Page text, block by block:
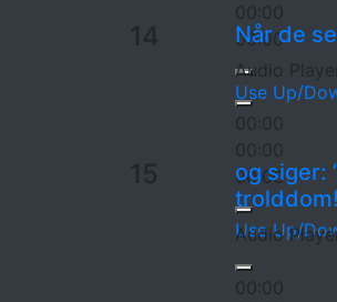
00:00
00:00
Use Up/
Når de
Audio Player
00:00
00:00
00:00
Use Up/
15
og siger:
trolddom!
Audio
00:00